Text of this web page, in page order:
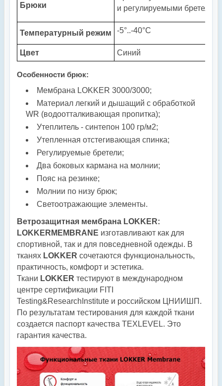
Брюки
и регулируемыми
Температурный режим -5°..-40°С
Цвет Синий
Особенности брюк:
Мембрана LOKKER 3000/3000;
Материал легкий и дышащий с обработкой
WR (водоотталкивающая пропитка);
Утеплитель - синтепон 100 гр/м2;
Утепленная отстегивающая спинка;
Регулируемые бретели;
Два боковых кармана на молнии;
Пояс на резинке;
Молнии по низу брюк;
Светоотражающие элементы.
Ветрозащитная мембрана LOKKER:
LOKKERMEMBRANE изготавливают как для
спортивной, так и для повседневной одежды. В
тканях LOKKER сочетаются функциональность,
практичность, комфорт и эстетика.
Ткани LOKKER тестируют в международном
центре сертификации FITI
Testing&ResearchInstitute и российском ЦНИИШП.
По результатам тестирования для каждой ткани
создается паспорт качества TEXLEVEL. Это
гарантия качества.